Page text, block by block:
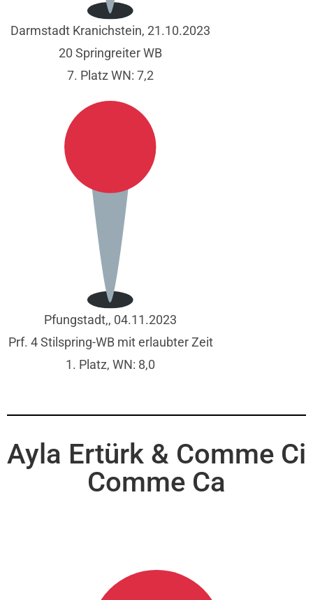
Darmstadt Kranichstein, 21.10.2023
20 Springreiter WB
7. Platz WN: 7,2
Pfungstadt,, 04.11.2023
Prf. 4 Stilspring-WB mit erlaubter Zeit
1. Platz, WN: 8,0
Ayla Ertürk & Comme Ci
Comme Ca